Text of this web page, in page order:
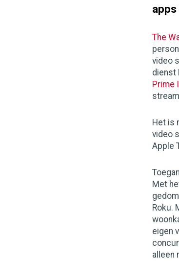
The
video
dienst
Prime
Het is
video
Apple
Met
Roku.
eigen
alleen